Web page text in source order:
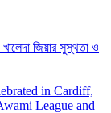
খালেদা জিয়ার সুস্থতা ও
in Cardiff,
League and